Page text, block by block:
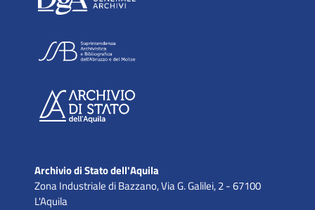
Archivio di Stato dell'Aquila
Zona Industriale di Bazzano, Via G. Galilei, 2 - 67100
L'Aquila